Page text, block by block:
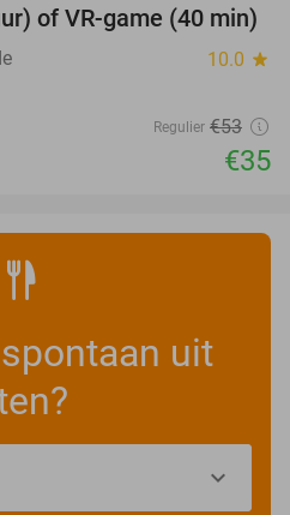
of VR-game (40 min)
10.0 star
Regulier €53
€35
uit